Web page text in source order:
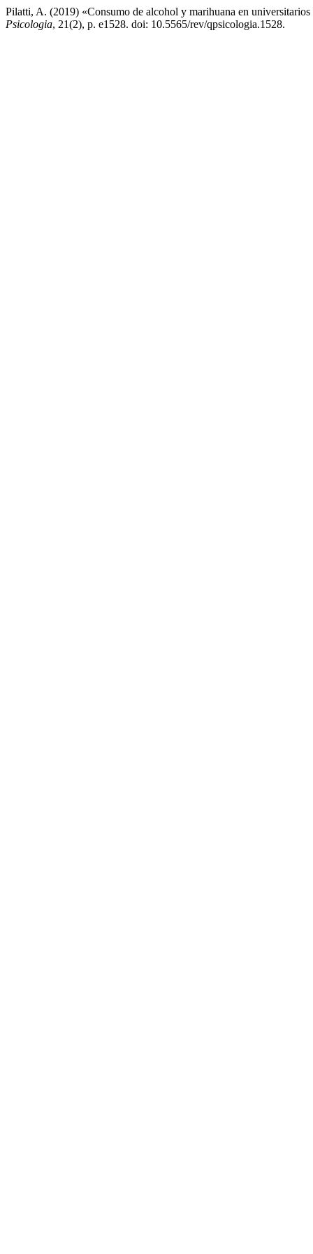
Pilatti, A. (2019) «Consumo de alcohol y marihuana en
Psicologia, 21(2), p. e1528. doi: 10.5565/rev/qpsicologia.1528.